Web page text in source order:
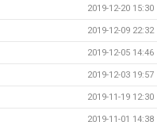
2019-12-20 15:30
2019-12-09 22:32
2019-12-05 14:46
2019-12-03 19:57
2019-11-19 12:30
2019-11-01 14:38